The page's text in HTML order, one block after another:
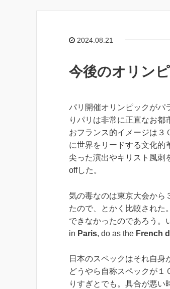
2024.08.21
今後のオリン
パリ開催オリンピックがパ
りパリは非常に正直なお都
おフランス的イメージは３
に世界をリードする文化的
尖った演出やキリスト風刺
offした。
気の毒なのは東京大会から
たので、とかく比較された
できなかったのであろう。
in Paris, do as the French
日本のスペックはそれ自
どうやら自称スペックが１
りすぎとでも。具合が悪